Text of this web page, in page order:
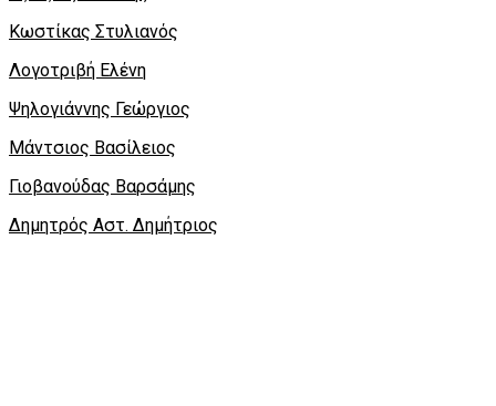
Κωστίκας Στυλιανός
Λογοτριβή Ελένη
Ψηλογιάννης Γεώργιος
Μάντσιος Βασίλειος
Γιοβανούδας Βαρσάμης
Δημητρός Αστ. Δημήτριος